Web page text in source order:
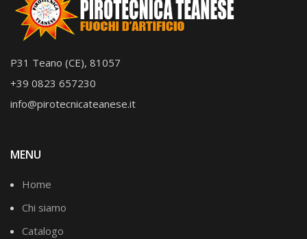
P31 Teano (CE), 81057
+39 0823 657230
info@pirotecnicateanese.it
MENU
Home
Chi siamo
Catalogo